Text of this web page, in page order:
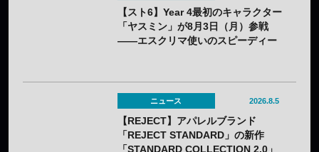
【スト6】Year 4最初のキャラクター
「ヤスミン」が8月3日（月）参戦
——エスクリマ使いのスピーディー
ニュース 2026.8.5
【REJECT】アパレルブランド
「REJECT STANDARD」の新作
「STANDARD COLLECTION 2.0」